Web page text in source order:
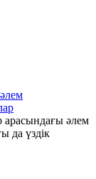
арасындағы әлем
да үздік